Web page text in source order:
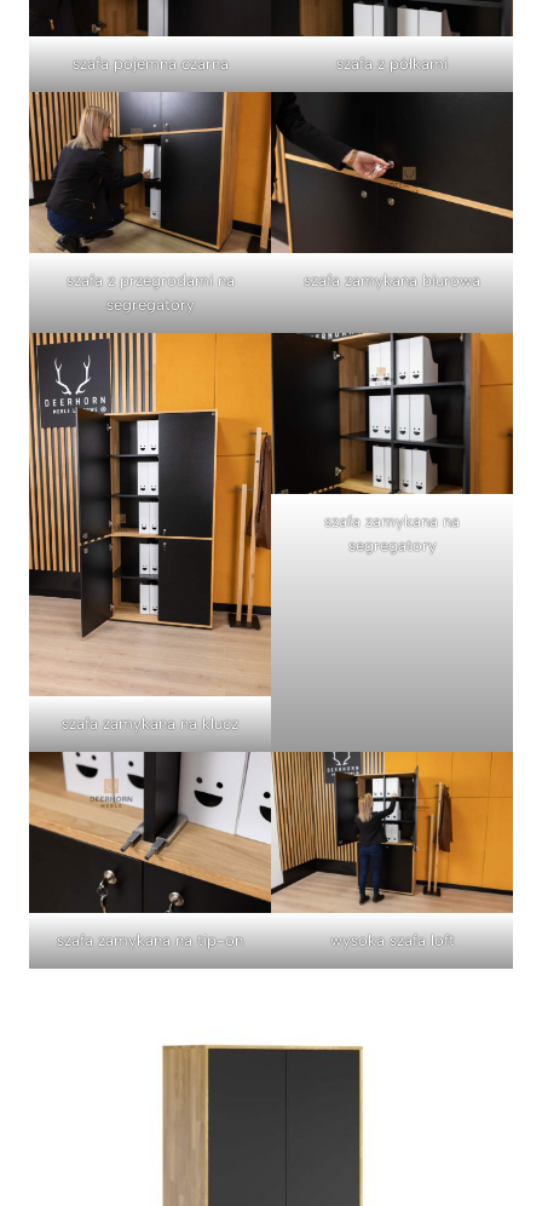
szafa pojemna czarna szafa z półkami
szafa z przegrodami na
segregatory
szafa zamykana biurowa
szafa zamykana na klucz
szafa zamykana na
segregatory
szafa zamykana na tip-on wysoka szafa loft